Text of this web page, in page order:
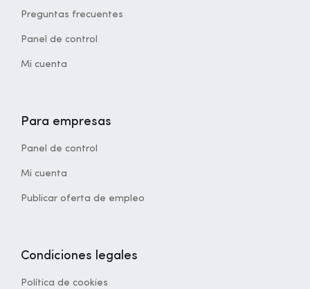
Preguntas frecuentes
Panel de control
Mi cuenta
Para empresas
Panel de control
Mi cuenta
Publicar oferta de empleo
Condiciones legales
Política de cookies